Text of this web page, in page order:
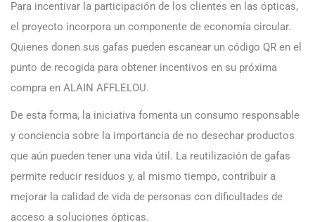
Para incentivar la participación de los clientes en las ópticas,
el proyecto incorpora un componente de economía circular.
Quienes donen sus gafas pueden escanear un código QR en el
punto de recogida para obtener incentivos en su próxima
compra en ALAIN AFFLELOU.
De esta forma, la iniciativa fomenta un consumo responsable
y conciencia sobre la importancia de no desechar productos
que aún pueden tener una vida útil. La reutilización de gafas
permite reducir residuos y, al mismo tiempo, contribuir a
mejorar la calidad de vida de personas con dificultades de
acceso a soluciones ópticas.